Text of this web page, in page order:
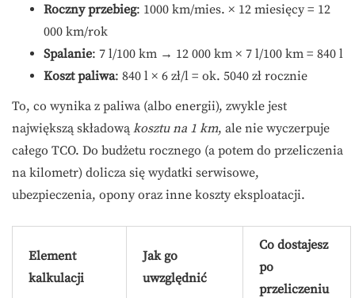
Roczny przebieg: 1000 km/mies. × 12 miesięcy = 12
000 km/rok
Spalanie: 7 l/100 km → 12 000 km × 7 l/100 km = 840 l
Koszt paliwa: 840 l × 6 zł/l = ok. 5040 zł rocznie
To, co wynika z paliwa (albo energii), zwykle jest
największą składową kosztu na 1 km, ale nie wyczerpuje
całego TCO. Do budżetu rocznego (a potem do przeliczenia
na kilometr) dolicza się wydatki serwisowe,
ubezpieczenia, opony oraz inne koszty eksploatacji.
Element
kalkulacji
Jak go
uwzględnić
Co dostajesz
po
przeliczeniu